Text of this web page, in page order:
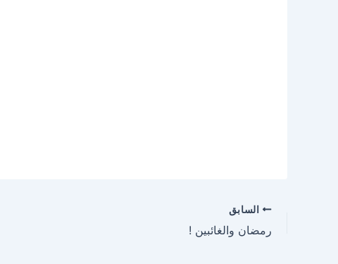
السابق
رمضان والغائبين !